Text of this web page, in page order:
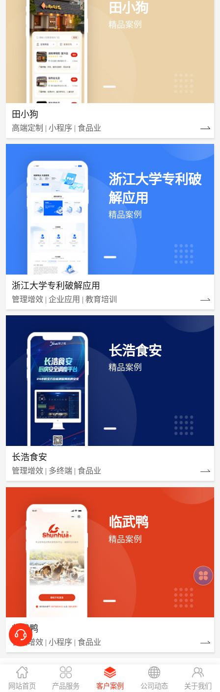
田小狗
精品案例
田小狗
高端定制 | 小程序 | 食品业
浙江大学专利破
解应用
精品案例
浙江大学专利破解应用
管理增效 | 企业应用 | 教育培训
长浩食安
精品案例
长浩食安
管理增效 | 多终端 | 食品业
临武鸭
精品案例
临武鸭
管理增效 | 小程序 | 食品业
网站首页 产品服务 客户案例 公司动态 关于我们